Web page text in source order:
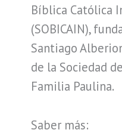
Bíblica Católica
(SOBICAIN),
Santiago
de la Sociedad
Familia Paulina.
Saber más: